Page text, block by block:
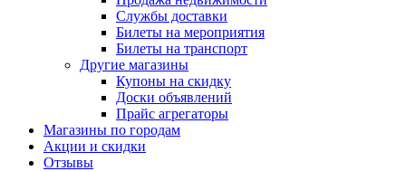
Службы доставки
Билеты на мероприятия
Билеты на транспорт
Другие магазины
Купоны на скидку
Доски объявлений
Прайс агрегаторы
Магазины по городам
Акции и скидки
Отзывы